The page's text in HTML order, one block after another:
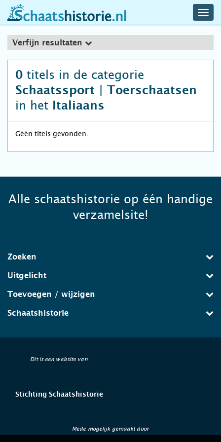
schaatshistorie.nl
Verfijn resultaten
0 titels in de categorie
Schaatssport | Toerschaatsen
in het Italiaans
Géén titels gevonden.
Alle schaatshistorie op één handige
verzamelsite!
Zoeken
Uitgelicht
Toevoegen / wijzigen
Schaatshistorie
Dit is een website van
Stichting Schaatshistorie
Mede mogelijk gemaakt door